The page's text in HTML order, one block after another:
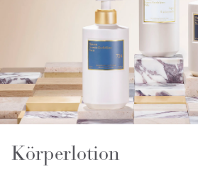
Körperlotion